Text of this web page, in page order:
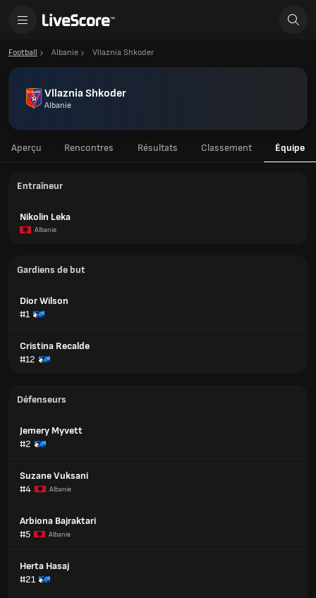
Football Albanie Vllaznia Shkoder
Vllaznia Shkoder
Albanie
Aperçu Rencontres Résultats Classement Équipe
Entraîneur
Nikolin Leka
Albanie
Gardiens de but
Dior Wilson
#1
Cristina Recalde
#12
Défenseurs
Jemery Myvett
#2
Suzane Vuksani
#4
Albanie
Arbiona Bajraktari
#5
Albanie
Herta Hasaj
#21